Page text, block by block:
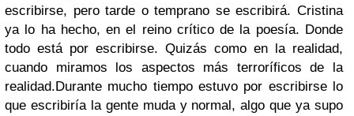
escribirse, pero tarde o temprano se escribirá. Cristina
ya lo ha hecho, en el reino crítico de la poesía. Donde
todo está por escribirse. Quizás como en la realidad,
cuando miramos los aspectos más terroríficos de la
realidad.Durante mucho tiempo estuvo por escribirse lo
que escribiría la gente muda y normal, algo que ya supo